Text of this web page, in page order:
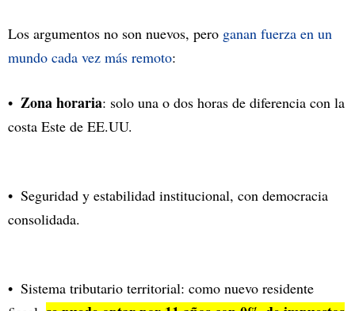
Los argumentos no son nuevos, pero ganan fuerza en un
mundo cada vez más remoto:
Zona horaria: solo una o dos horas de diferencia con la
costa Este de EE.UU.
Seguridad y estabilidad institucional, con democracia
consolidada.
Sistema tributario territorial: como nuevo residente